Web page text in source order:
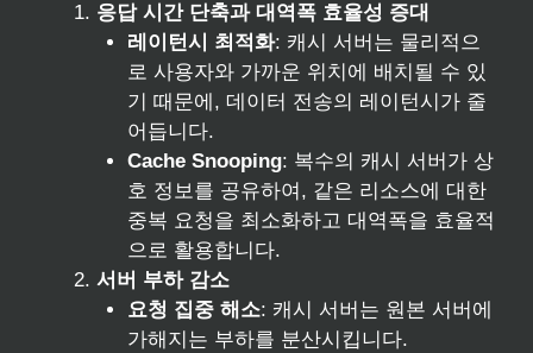
응답 시간 단축과 대역폭 효율성 증대
레이턴시 최적화: 캐시 서버는 물리적으
로 사용자와 가까운 위치에 배치될 수 있
기 때문에, 데이터 전송의 레이턴시가 줄
어듭니다.
Cache Snooping: 복수의 캐시 서버가 상
호 정보를 공유하여, 같은 리소스에 대한
중복 요청을 최소화하고 대역폭을 효율적
으로 활용합니다.
서버 부하 감소
요청 집중 해소: 캐시 서버는 원본 서버에
가해지는 부하를 분산시킵니다.